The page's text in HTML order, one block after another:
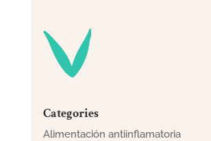
Categories
Alimentación antiinflamatoria